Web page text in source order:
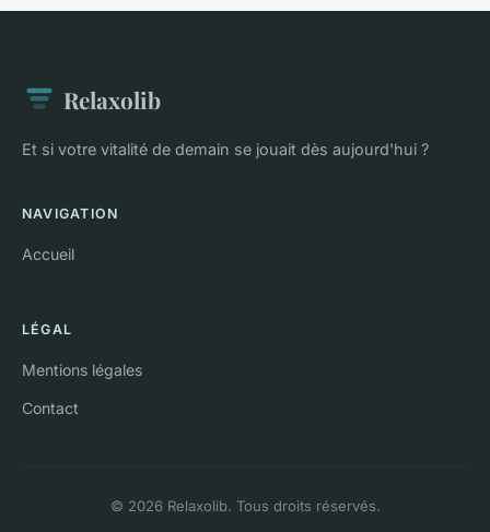
Relaxolib
Et si votre vitalité de demain se jouait dès aujourd'hui ?
NAVIGATION
Accueil
LÉGAL
Mentions légales
Contact
© 2026 Relaxolib. Tous droits réservés.